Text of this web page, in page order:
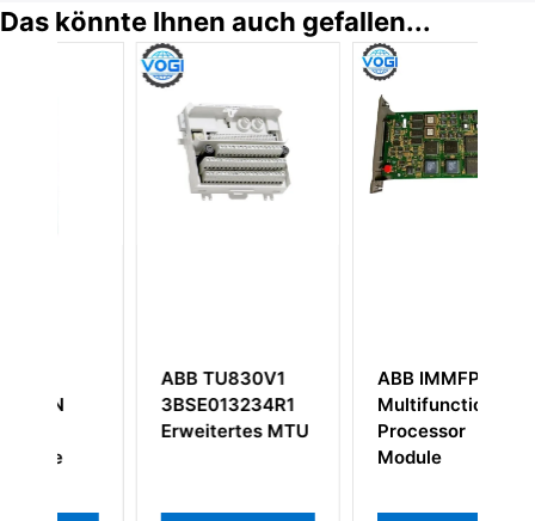
Das könnte Ihnen auch gefallen...
ABB TU830V1
3BSE013234R1
Erweitertes MTU
ABB IMMFP12
Multifunction
Processor